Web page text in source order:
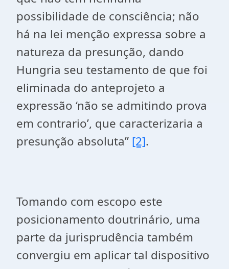
possibilidade de consciência; não
há na lei menção expressa sobre a
natureza da presunção, dando
Hungria seu testamento de que foi
eliminada do anteprojeto a
expressão ‘não se admitindo prova
em contrario’, que caracterizaria a
presunção absoluta” [2].
Tomando com escopo este
posicionamento doutrinário, uma
parte da jurisprudência também
convergiu em aplicar tal dispositivo